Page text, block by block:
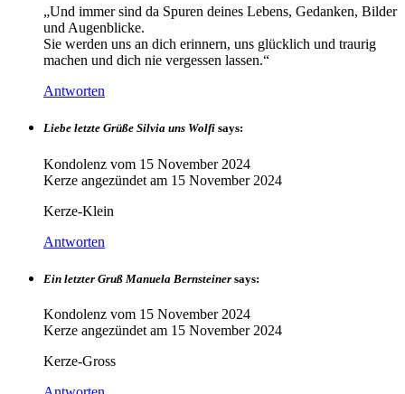
„Und immer sind da Spuren deines Lebens, Gedanken, Bilder
und Augenblicke.
Sie werden uns an dich erinnern, uns glücklich und traurig
machen und dich nie vergessen lassen.“
Antworten
Liebe letzte Grüße Silvia uns Wolfi says:
Kondolenz vom 15 November 2024
Kerze angezündet am 15 November 2024
Kerze-Klein
Antworten
Ein letzter Gruß Manuela Bernsteiner says:
Kondolenz vom 15 November 2024
Kerze angezündet am 15 November 2024
Kerze-Gross